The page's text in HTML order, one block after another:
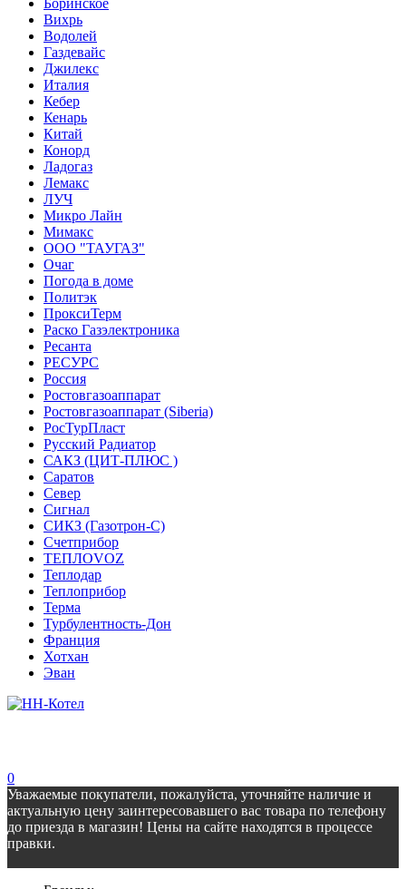
Боринское
Вихрь
Водолей
Газдевайс
Джилекс
Италия
Кебер
Кенарь
Китай
Конорд
Ладогаз
Лемакс
ЛУЧ
Микро Лайн
Мимакс
ООО "ТАУГАЗ"
Очаг
Погода в доме
Политэк
ПроксиТерм
Раско Газэлектроника
Ресанта
РЕСУРС
Россия
Ростовгазоаппарат
Ростовгазоаппарат (Siberia)
РосТурПласт
Русский Радиатор
САКЗ (ЦИТ-ПЛЮС )
Саратов
Север
Сигнал
СИКЗ (Газотрон-С)
Счетприбор
ТЕПЛОVOZ
Теплодар
Теплоприбор
Терма
Турбулентность-Дон
Франция
Хотхан
Эван
0
Уважаемые покупатели, пожалуйста, уточняйте наличие и
актуальную цену заинтересовавшего вас товара по телефону
до приезда в магазин! Цены на сайте находятся в процессе
правки.